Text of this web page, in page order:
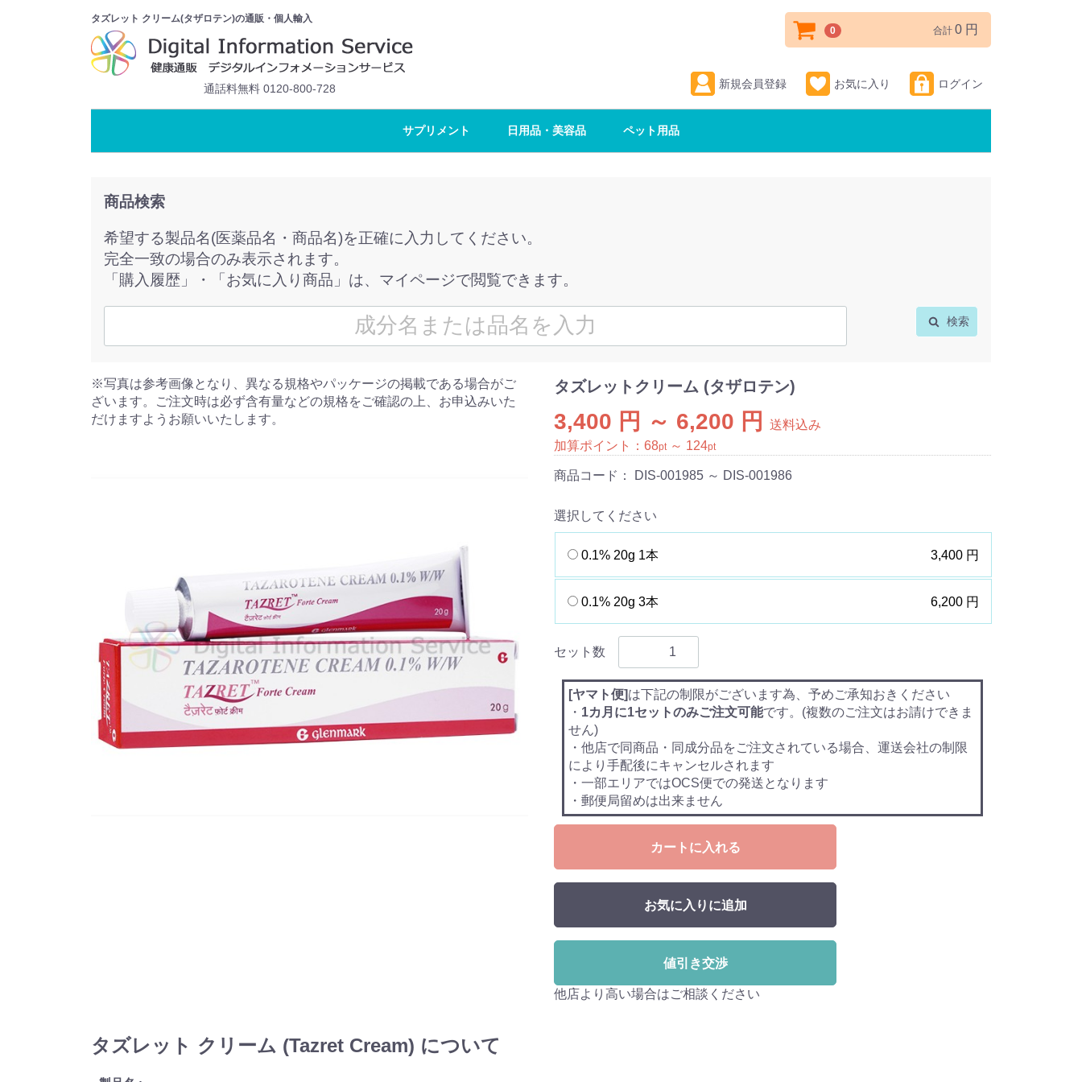
タズレット クリーム(タザロテン)の通販・個人輸入
通話料無料 0120-800-728 新規会員登録 お気に入り ログイン
0 合計 0 円
サプリメント 日用品・美容品 ペット用品
商品検索
希望する製品名(医薬品名・商品名)を正確に入力してください。
完全一致の場合のみ表示されます。
「購入履歴」・「お気に入り商品」は、マイページで閲覧できます。
検索
※写真は参考画像となり、異なる規格やパッケージの掲載である場合がご
ざいます。ご注文時は必ず含有量などの規格をご確認の上、お申込みいた
だけますようお願いいたします。
タズレットクリーム (タザロテン)
3,400 円 ～ 6,200 円
送料込み
加算ポイント： 68pt ～ 124pt
商品コード： DIS-001985 ～ DIS-001986
選択してください
0.1% 20g 1本 3,400 円
0.1% 20g 3本 6,200 円
セット数
[ヤマト便]は下記の制限がございます為、予めご承知おきください
・ 1カ月に1セットのみご注文可能です。(複数のご注文はお請けできま
せん)
・他店で同商品・同成分品をご注文されている場合、運送会社の制限
により手配後にキャンセルされます
・一部エリアではOCS便での発送となります
・郵便局留めは出来ません
カートに入れる
お気に入りに追加
値引き交渉
他店より高い場合はご相談ください
タズレット クリーム (Tazret Cream) について